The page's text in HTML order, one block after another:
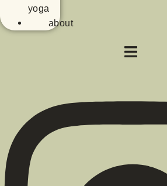
yoga
about